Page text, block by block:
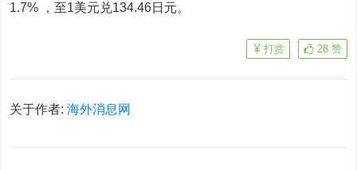
1.7% ，至1美元兑134.46日元。
28 赞
打赏
关于作者:海外消息网